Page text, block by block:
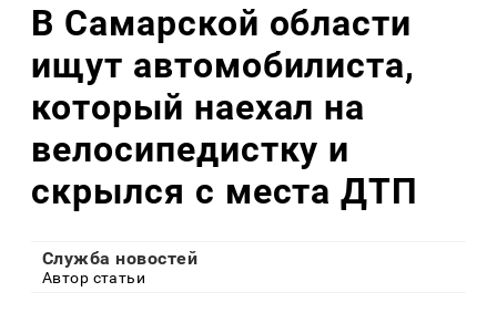
В Самарской области
ищут автомобилиста,
который наехал на
велосипедистку и
скрылся с места ДТП
Служба новостей
Автор статьи